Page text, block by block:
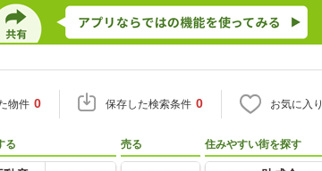
物件 0 保存した検索条件 0 お気に入り
る 売る 住みやすい街を探す